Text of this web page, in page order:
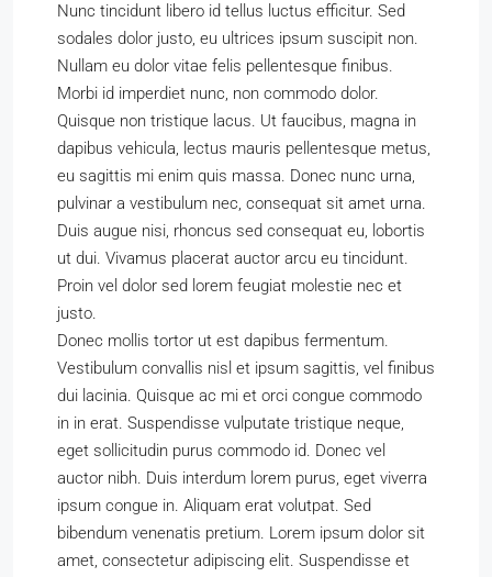
Nunc tincidunt libero id tellus luctus efficitur. Sed
sodales dolor justo, eu ultrices ipsum suscipit non.
Nullam eu dolor vitae felis pellentesque finibus.
Morbi id imperdiet nunc, non commodo dolor.
Quisque non tristique lacus. Ut faucibus, magna in
dapibus vehicula, lectus mauris pellentesque metus,
eu sagittis mi enim quis massa. Donec nunc urna,
pulvinar a vestibulum nec, consequat sit amet urna.
Duis augue nisi, rhoncus sed consequat eu, lobortis
ut dui. Vivamus placerat auctor arcu eu tincidunt.
Proin vel dolor sed lorem feugiat molestie nec et
justo.
Donec mollis tortor ut est dapibus fermentum.
Vestibulum convallis nisl et ipsum sagittis, vel finibus
dui lacinia. Quisque ac mi et orci congue commodo
in in erat. Suspendisse vulputate tristique neque,
eget sollicitudin purus commodo id. Donec vel
auctor nibh. Duis interdum lorem purus, eget viverra
ipsum congue in. Aliquam erat volutpat. Sed
bibendum venenatis pretium. Lorem ipsum dolor sit
amet, consectetur adipiscing elit. Suspendisse et